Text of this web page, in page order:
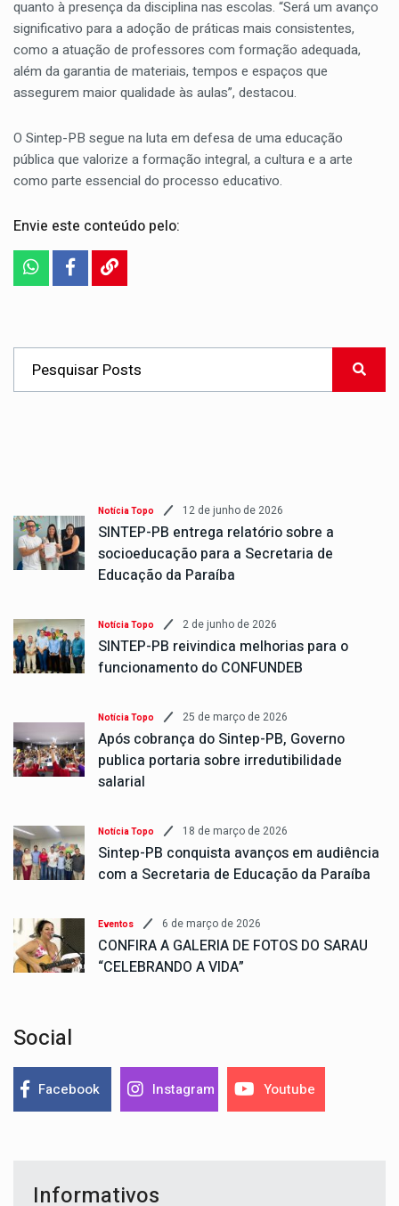
quanto à presença da disciplina nas escolas. “Será um avanço
significativo para a adoção de práticas mais consistentes,
como a atuação de professores com formação adequada,
além da garantia de materiais, tempos e espaços que
assegurem maior qualidade às aulas”, destacou.
O Sintep-PB segue na luta em defesa de uma educação
pública que valorize a formação integral, a cultura e a arte
como parte essencial do processo educativo.
Envie este conteúdo pelo:
Notícia Topo 12 de junho de 2026
SINTEP-PB entrega relatório sobre a
socioeducação para a Secretaria de
Educação da Paraíba
Notícia Topo 2 de junho de 2026
SINTEP-PB reivindica melhorias para o
funcionamento do CONFUNDEB
Notícia Topo 25 de março de 2026
Após cobrança do Sintep-PB, Governo
publica portaria sobre irredutibilidade
salarial
Notícia Topo 18 de março de 2026
Sintep-PB conquista avanços em audiência
com a Secretaria de Educação da Paraíba
Eventos 6 de março de 2026
CONFIRA A GALERIA DE FOTOS DO SARAU
“CELEBRANDO A VIDA”
Social
Facebook Instagram Youtube
Informativos